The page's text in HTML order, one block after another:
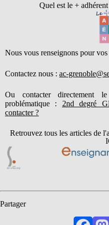
Quel est le +
Nous vous renseignons pour vos
Contactez nous : ac-
Ou contacter directement
problématique : 2nd degré
contacter ?
Retrouvez tous les articles de
Partager